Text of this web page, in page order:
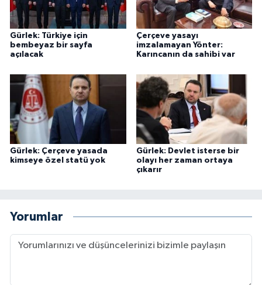
Gürlek: Türkiye için
bembeyaz bir sayfa
açılacak
Çerçeve yasayı
imzalamayan Yönter:
Karıncanın da sahibi var
Gürlek: Çerçeve yasada
kimseye özel statü yok
Gürlek: Devlet isterse bir
olayı her zaman ortaya
çıkarır
Yorumlar